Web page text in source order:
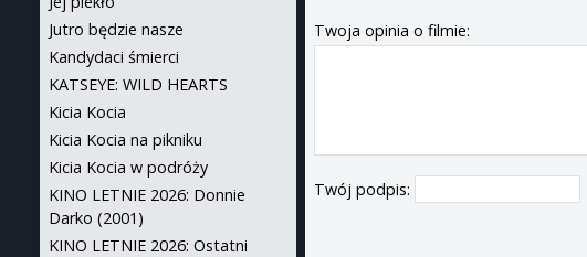
Twoja opinia o filmie:
Twój podpis:
Jutro będzie nasze
Kandydaci śmierci
KATSEYE: WILD HEARTS
Kicia Kocia
Kicia Kocia na pikniku
Kicia Kocia w podróży
KINO LETNIE 2026: Donnie
Darko (2001)
KINO LETNIE 2026: Ostatni